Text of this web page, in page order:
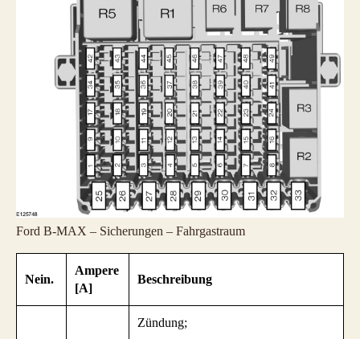
Ford B-MAX – Sicherungen – Fahrgastraum
Nein.
Ampere
[A]
Beschreibung
Zündung;